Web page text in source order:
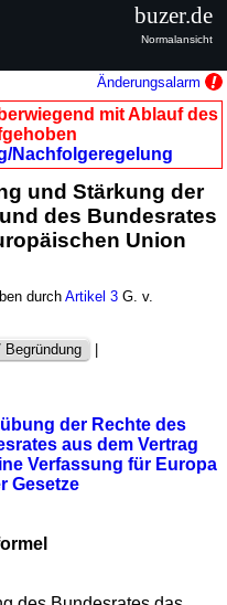
Änderungsalarm
mit Ablauf des
Nachfolgeregelung
und Stärkung der
des Bundesrates
Union
durchArtikel 3 G. v.
|
der Rechte des
aus dem Vertrag
Verfassung für Europa
Gesetze
buzer.de
Normalansicht